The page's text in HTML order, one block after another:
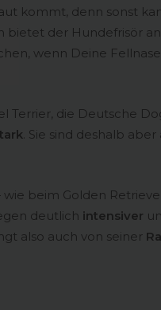
kommt, denn sonst
bietet der Hundefrisör
wenn Deine
Terrier, die Deutsche
. Sie sind deshalb aber
beim Golden
deutlich intensiver
also auch von seiner